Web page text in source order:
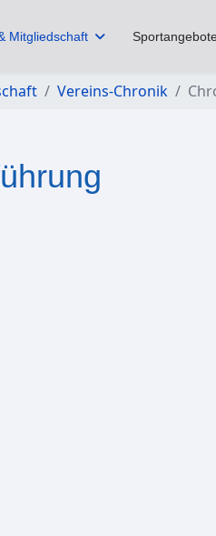
Mitgliedschaft
Vereins-Chronik